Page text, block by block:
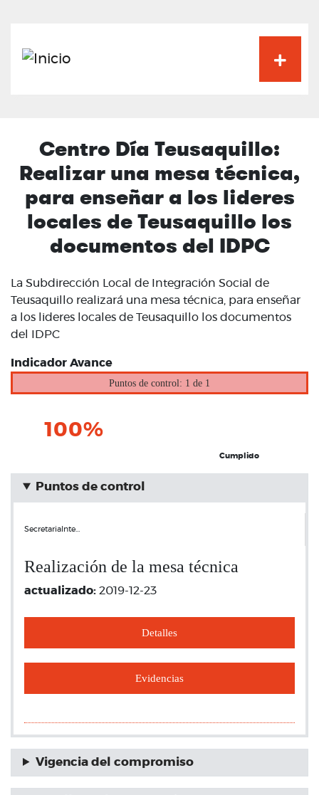
Centro Día Teusaquillo:
Realizar una mesa técnica,
para enseñar a los lideres
locales de Teusaquillo los
documentos del IDPC
La Subdirección Local de Integración Social de
Teusaquillo realizará una mesa técnica, para enseñar
a los lideres locales de Teusaquillo los documentos
del IDPC
Indicador Avance
Puntos de control: 1 de 1
100%
Cumplido
Puntos de control
SecretariaInte…
Realización de la mesa técnica
actualizado: 2019-12-23
Detalles
Evidencias
Vigencia del compromiso